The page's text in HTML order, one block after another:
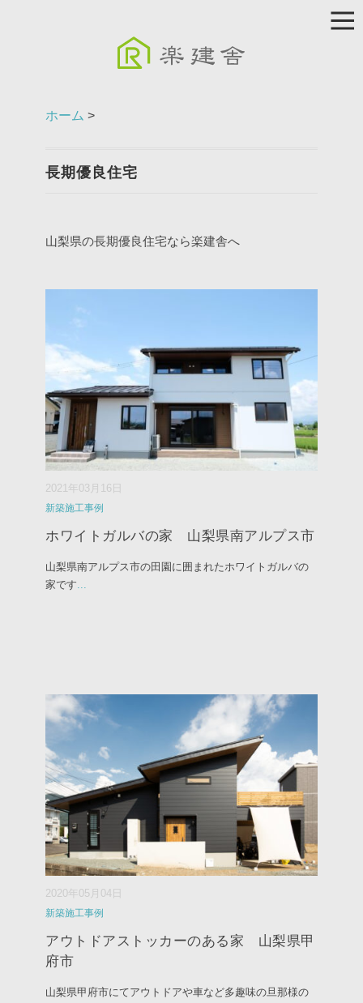
ホーム >
長期優良住宅
山梨県の長期優良住宅なら楽建舎へ
2021年03月16日
新築施工事例
ホワイトガルバの家 山梨県南アルプス市
山梨県南アルプス市の田園に囲まれたホワイトガルバの
家です...
2020年05月04日
新築施工事例
アウトドアストッカーのある家 山梨県甲
府市
山梨県甲府市にてアウトドアや車など多趣味の旦那様の